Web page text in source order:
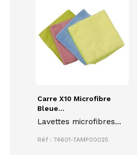
Carre X10 Microfibre
Bleue...
Lavettes microfibres
Réf : 74601-TAMP00025